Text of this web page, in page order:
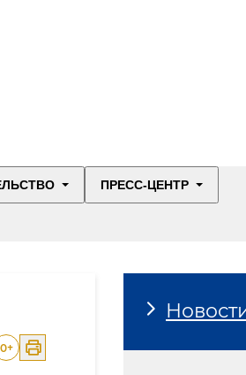
ПРЕСС-ЦЕНТР
0+